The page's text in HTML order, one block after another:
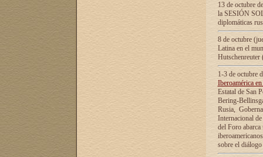
13 de octubre
la SESIÓN
diplomáticas
8 de octubre
Latina en el
1-3 de octubre
Iberoamérica
Estatal de San
Bering-
Rusia,
Internacional
del Foro
sobre el